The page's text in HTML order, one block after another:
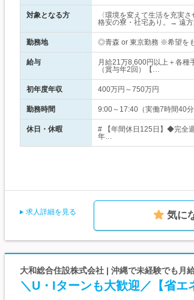
対象となる方
〈環境を変えて生活を充実
格安の寮・社宅あり。→ 遠方
勤務地 ◎青森 or 東京勤務 ※希望を
給与
月給21万8,600円以上＋各種
（賞与年2回）【…
初年度年収 400万円～750万円
勤務時間 9:00～17:40（実働7時間40
休日・休暇
# 【年間休日125日】◆完全
年…
求人詳細を見る 気に
大和総合住設株式会社 | 沖縄で未経験でも月
＼U・Iターンも大歓迎／【省